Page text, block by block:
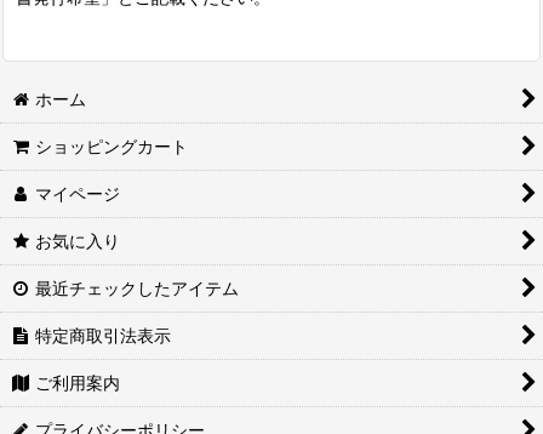
ホーム
ショッピングカート
マイページ
お気に入り
最近チェックしたアイテム
特定商取引法表示
ご利用案内